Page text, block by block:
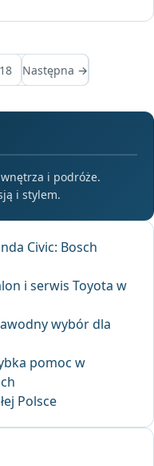
18 Następna →
i podróże.
i stylem.
Civic: Bosch
i serwis Toyota w
wybór dla
pomoc w
Polsce